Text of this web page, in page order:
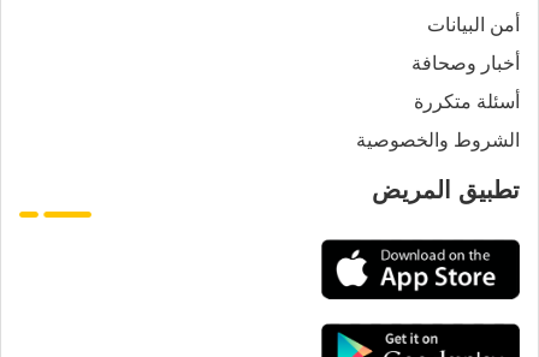
أمن البيانات
أخبار وصحافة
أسئلة متكررة
الشروط والخصوصية
تطبيق المريض